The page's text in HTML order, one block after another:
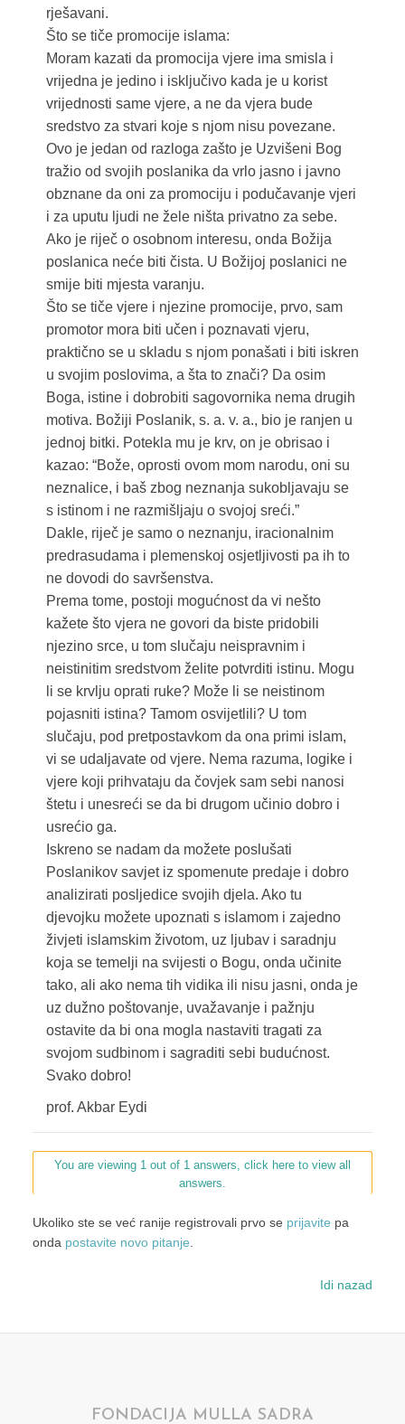
rješavani.
Što se tiče promocije islama:
Moram kazati da promocija vjere ima smisla i
vrijedna je jedino i isključivo kada je u korist
vrijednosti same vjere, a ne da vjera bude
sredstvo za stvari koje s njom nisu povezane.
Ovo je jedan od razloga zašto je Uzvišeni Bog
tražio od svojih poslanika da vrlo jasno i javno
obznane da oni za promociju i podučavanje vjeri
i za uputu ljudi ne žele ništa privatno za sebe.
Ako je riječ o osobnom interesu, onda Božija
poslanica neće biti čista. U Božijoj poslanici ne
smije biti mjesta varanju.
Što se tiče vjere i njezine promocije, prvo, sam
promotor mora biti učen i poznavati vjeru,
praktično se u skladu s njom ponašati i biti iskren
u svojim poslovima, a šta to znači? Da osim
Boga, istine i dobrobiti sagovornika nema drugih
motiva. Božiji Poslanik, s. a. v. a., bio je ranjen u
jednoj bitki. Potekla mu je krv, on je obrisao i
kazao: “Bože, oprosti ovom mom narodu, oni su
neznalice, i baš zbog neznanja sukobljavaju se
s istinom i ne razmišljaju o svojoj sreći.”
Dakle, riječ je samo o neznanju, iracionalnim
predrasudama i plemenskoj osjetljivosti pa ih to
ne dovodi do savršenstva.
Prema tome, postoji mogućnost da vi nešto
kažete što vjera ne govori da biste pridobili
njezino srce, u tom slučaju neispravnim i
neistinitim sredstvom želite potvrditi istinu. Mogu
li se krvlju oprati ruke? Može li se neistinom
pojasniti istina? Tamom osvijetlili? U tom
slučaju, pod pretpostavkom da ona primi islam,
vi se udaljavate od vjere. Nema razuma, logike i
vjere koji prihvataju da čovjek sam sebi nanosi
štetu i unesreći se da bi drugom učinio dobro i
usrećio ga.
Iskreno se nadam da možete poslušati
Poslanikov savjet iz spomenute predaje i dobro
analizirati posljedice svojih djela. Ako tu
djevojku možete upoznati s islamom i zajedno
živjeti islamskim životom, uz ljubav i saradnju
koja se temelji na svijesti o Bogu, onda učinite
tako, ali ako nema tih vidika ili nisu jasni, onda je
uz dužno poštovanje, uvažavanje i pažnju
ostavite da bi ona mogla nastaviti tragati za
svojom sudbinom i sagraditi sebi budućnost.
Svako dobro!
prof. Akbar Eydi
You are viewing 1 out of 1 answers, click here to view all
answers.
Ukoliko ste se već ranije registrovali prvo se prijavite pa
onda postavite novo pitanje.
Idi nazad
FONDACIJA MULLA SADRA